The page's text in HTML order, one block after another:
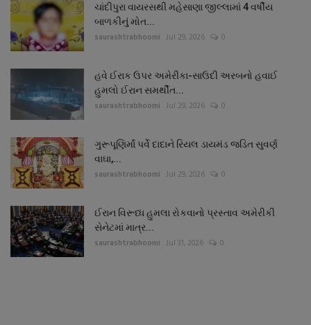
ચાંદીપુરા વાયરસથી મહેસાણા જીલ્લામાં 4 વર્ષીય
બાળકીનું મોત...
saurashtrabhoomi Jul 29, 2026 0
હવે ઈરાક ઉપર અમેરીકા-સાઉદી અરબનો હવાઈ
હુમલો ઈરાન સમર્થીત...
saurashtrabhoomi Jul 29, 2026 0
ગુરૂપૂણિર્માં પર્વે દાદાને રિયલ ડાયમંડ જડિત સુવર્ણ
વાઘા,...
saurashtrabhoomi Jul 29, 2026 0
ઈરાન વિરૂધ્ધ હુમલા રોકવાનો પ્રસ્તાવ અમેરીકી
સેનેટમાં માત્ર...
saurashtrabhoomi Jul 31, 2026 0